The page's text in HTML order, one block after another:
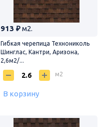
913 ₽м2.
Гибкая черепица Технониколь
Шинглас, Кантри, Аризона,
2,6м2/...
м2
В корзину